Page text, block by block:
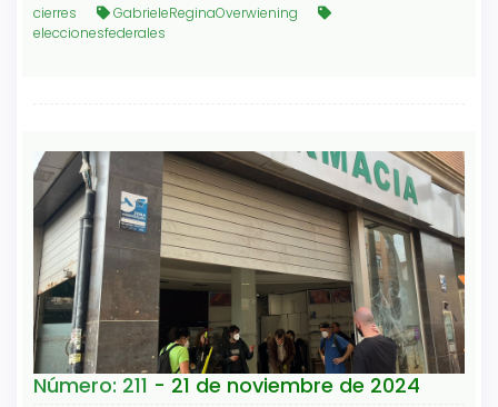
cierres
GabrieleReginaOverwiening
eleccionesfederales
Número: 211 - 21 de noviembre de 2024